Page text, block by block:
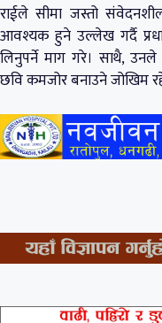
राईले सीमा जस्तो
आवश्यक हुने उल्लेख गर्दै
लिनुपर्ने माग गरे। साथै, उनले
छवि कमजोर बनाउने जोखिम